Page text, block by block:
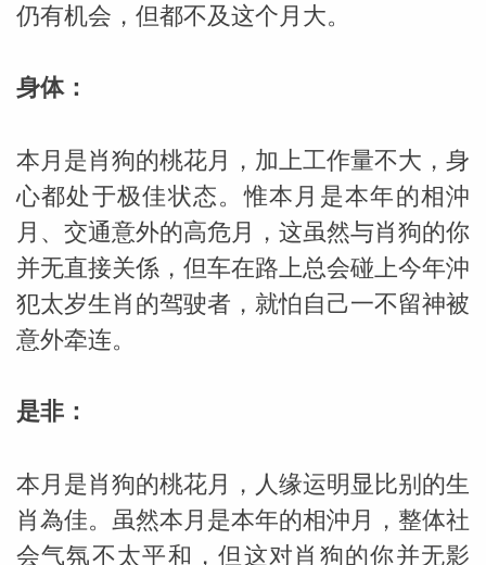
仍有机会，但都不及这个月大。
身体：
本月是肖狗的桃花月，加上工作量不大，身
心都处于极佳状态。惟本月是本年的相沖
月、交通意外的高危月，这虽然与肖狗的你
并无直接关係，但车在路上总会碰上今年沖
犯太岁生肖的驾驶者，就怕自己一不留神被
意外牵连。
是非：
本月是肖狗的桃花月，人缘运明显比别的生
肖為佳。虽然本月是本年的相沖月，整体社
会气氛不太平和，但这对肖狗的你并无影